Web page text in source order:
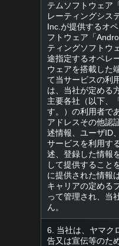
テムソフトウェア
レーティングシス
Inc.が提供するオ
フトウェア「
ティングソフトウ
途指定するオペレ
ウェアを搭載した
て当サービスの利
は、当社が定める
主要各社（以下、
す。）の利用者で
アドレスその他認
述情報、ユーザID
サービスを利用す
述、登録した情報
して提供すること
に提供された情報
キャリアの定める
って管理され、当
ん。
6. 当社は、ヤマク
告又は宣伝等のた